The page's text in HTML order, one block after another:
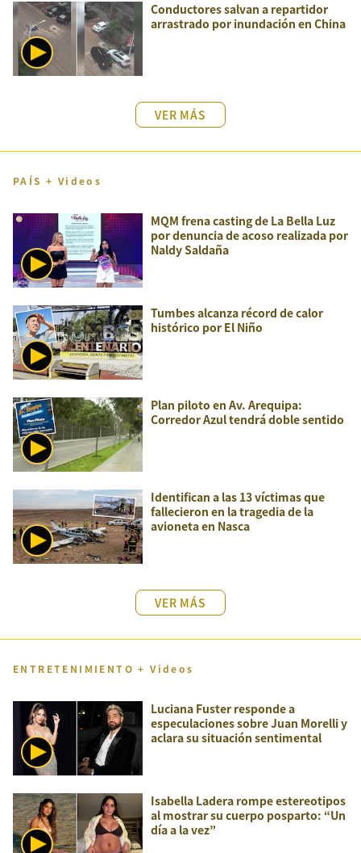
Conductores salvan a repartidor
arrastrado por inundación en China
VER MÁS
PAÍS + Videos
MQM frena casting de La Bella Luz
por denuncia de acoso realizada por
Naldy Saldaña
Tumbes alcanza récord de calor
histórico por El Niño
Plan piloto en Av. Arequipa:
Corredor Azul tendrá doble sentido
Identifican a las 13 víctimas que
fallecieron en la tragedia de la
avioneta en Nasca
VER MÁS
ENTRETENIMIENTO + Videos
Luciana Fuster responde a
especulaciones sobre Juan Morelli y
aclara su situación sentimental
Isabella Ladera rompe estereotipos
al mostrar su cuerpo posparto: “Un
día a la vez”